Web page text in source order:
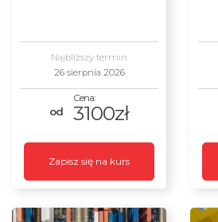
Najbliższy termin
26 sierpnia 2026
3100zł
Zapisz się na kurs